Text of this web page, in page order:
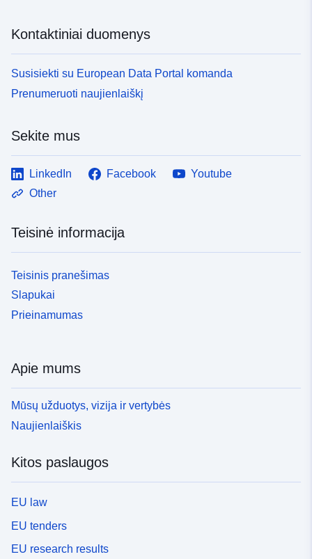
Kontaktiniai duomenys
Susisiekti su European Data Portal komanda
Prenumeruoti naujienlaiškį
Sekite mus
LinkedIn Facebook
Youtube
Other
Teisinė informacija
Teisinis pranešimas
Slapukai
Prieinamumas
Apie mums
Mūsų užduotys, vizija ir vertybės
Naujienlaiškis
Kitos paslaugos
EU law
EU tenders
EU research results